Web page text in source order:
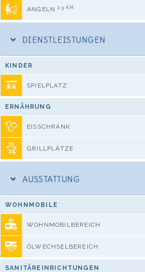
ANGELN2,5 KM
DIENSTLEISTUNGEN
KINDER
SPIELPLATZ
ERNÄHRUNG
EISSCHRANK
GRILLPLÄTZE
AUSSTATTUNG
WOHNMOBILE
WOHNMOBILBEREICH
ÖLWECHSELBEREICH
SANITÄREINRICHTUNGEN